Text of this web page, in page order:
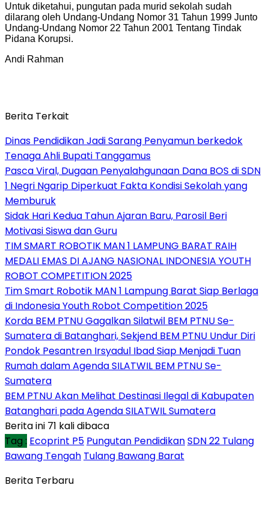
Untuk diketahui, pungutan pada murid sekolah sudah
dilarang oleh Undang-Undang Nomor 31 Tahun 1999 Junto
Undang-Undang Nomor 22 Tahun 2001 Tentang Tindak
Pidana Korupsi.
Andi Rahman
Berita Terkait
Dinas Pendidikan Jadi Sarang Penyamun berkedok
Tenaga Ahli Bupati Tanggamus
Pasca Viral, Dugaan Penyalahgunaan Dana BOS di SDN
1 Negri Ngarip Diperkuat Fakta Kondisi Sekolah yang
Memburuk
Sidak Hari Kedua Tahun Ajaran Baru, Parosil Beri
Motivasi Siswa dan Guru
TIM SMART ROBOTIK MAN 1 LAMPUNG BARAT RAIH
MEDALI EMAS DI AJANG NASIONAL INDONESIA YOUTH
ROBOT COMPETITION 2025
Tim Smart Robotik MAN 1 Lampung Barat Siap Berlaga
di Indonesia Youth Robot Competition 2025
Korda BEM PTNU Gagalkan Silatwil BEM PTNU Se-
Sumatera di Batanghari, Sekjend BEM PTNU Undur Diri
Pondok Pesantren Irsyadul Ibad Siap Menjadi Tuan
Rumah dalam Agenda SILATWIL BEM PTNU Se-
Sumatera
BEM PTNU Akan Melihat Destinasi Ilegal di Kabupaten
Batanghari pada Agenda SILATWIL Sumatera
Berita ini 71 kali dibaca
Tag : Ecoprint P5 Pungutan PendidikanSDN 22 Tulang
Bawang Tengah Tulang Bawang Barat
Berita Terbaru